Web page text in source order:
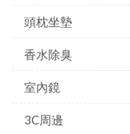
頭枕坐墊
香水除臭
室內鏡
3C周邊